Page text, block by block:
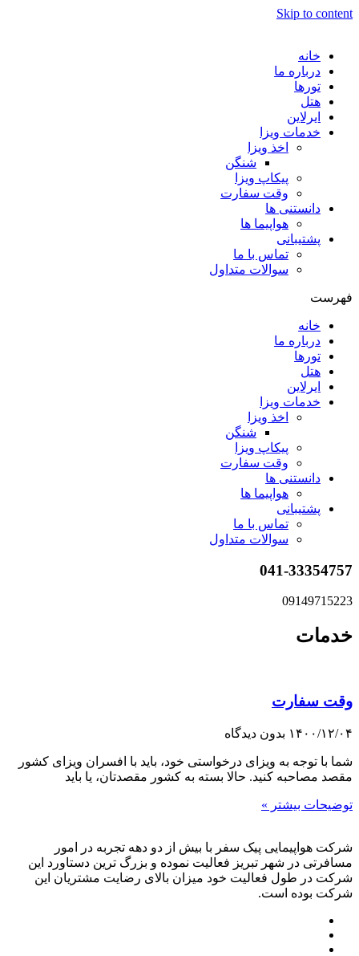
Skip to content
خانه
درباره ما
تورها
هتل
ایرلاین
خدمات ویزا
اخذ ویزا
شنگن
پیکاپ ویزا
وقت سفارت
دانستنی ها
هواپیما ها
پشتیبانی
تماس با ما
سوالات متداول
فهرست
خانه
درباره ما
تورها
هتل
ایرلاین
خدمات ویزا
اخذ ویزا
شنگن
پیکاپ ویزا
وقت سفارت
دانستنی ها
هواپیما ها
پشتیبانی
تماس با ما
سوالات متداول
041-33354757
09149715223
خدمات
وقت سفارت
۱۴۰۰/۱۲/۰۴ بدون دیدگاه
شما با توجه به ویزای درخواستی خود، باید با افسران ویزای کشور
مقصد مصاحبه کنید. حالا بسته به کشور مقصدتان، یا باید
توضیحات بیشتر »
شرکت هواپیمایی پیک سفر با بیش از دو دهه تجربه در امور
مسافرتی در شهر تبریز فعالیت نموده و بزرگ ترین دستاورد این
شرکت در طول فعالیت خود میزان بالای رضایت مشتریان این
شرکت بوده است.